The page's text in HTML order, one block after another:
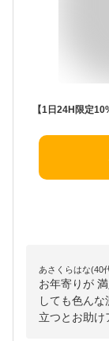
あさくらはな(40
お年寄りが
しても色ん
立つとお助け